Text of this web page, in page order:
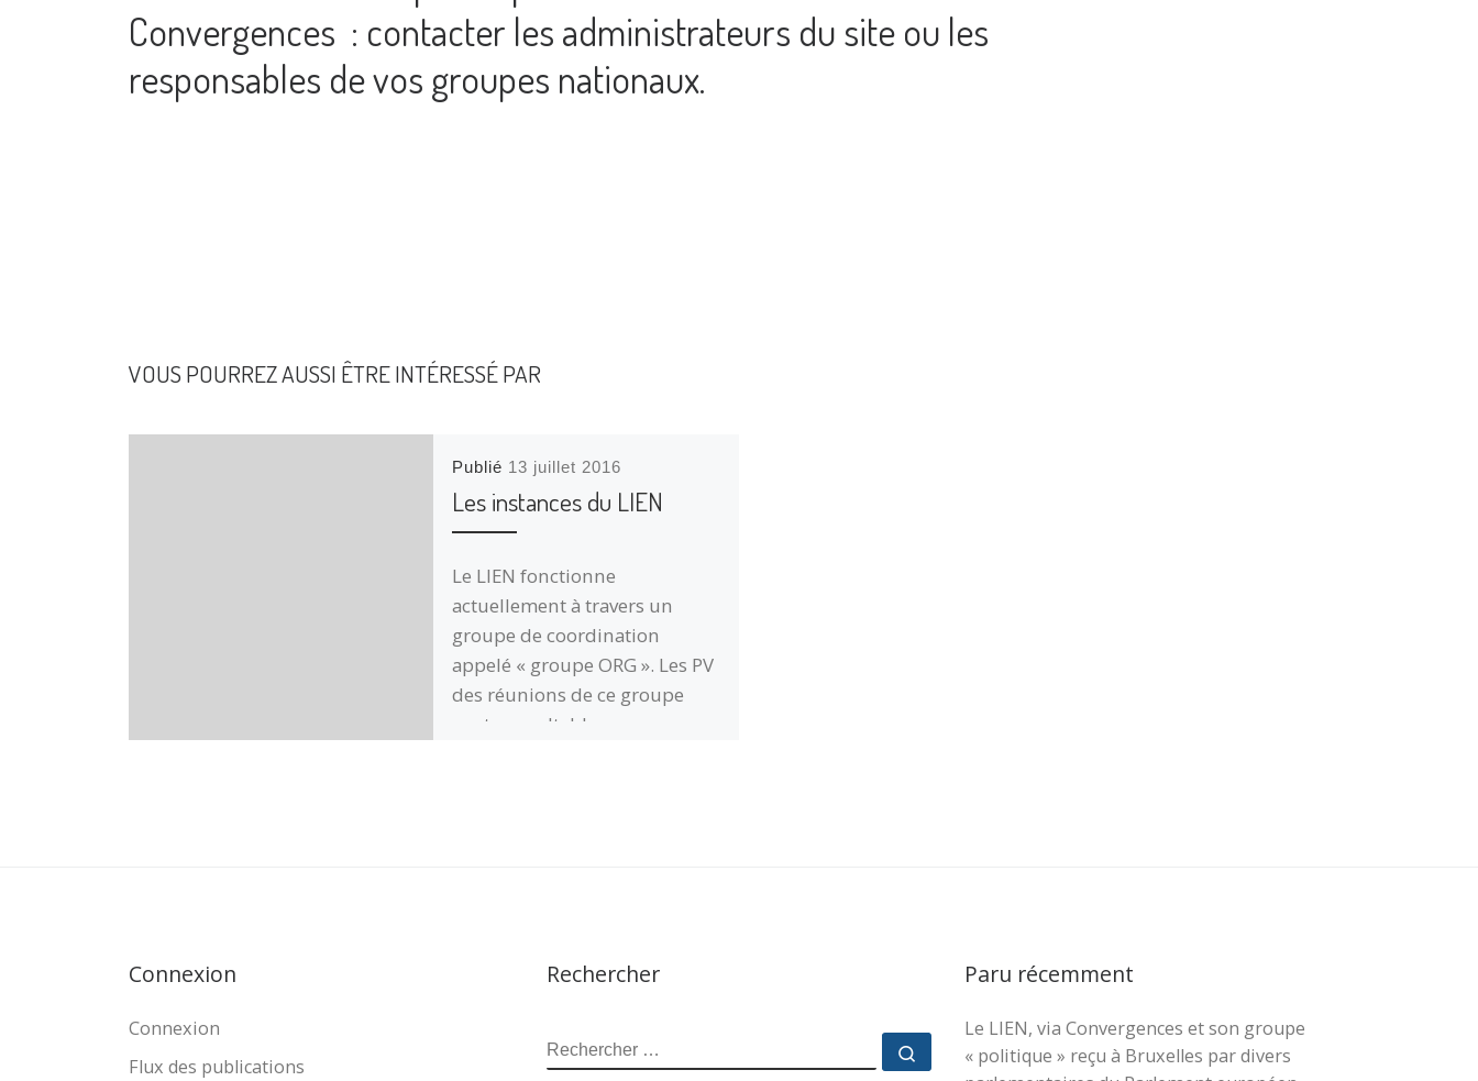
Convergences : contacter les administrateurs du site ou les
responsables de vos groupes nationaux.
VOUS POURREZ AUSSI ÊTRE INTÉRESSÉ PAR
Publié 13 juillet 2016
Les instances du LIEN
Le LIEN fonctionne
actuellement à travers un
groupe de coordination
appelé « groupe ORG ». Les PV
des réunions de ce groupe
sont consultables sur
Connexion
Connexion
Flux des publications
Rechercher
RECHERCHER Rechercher …
Paru récemment
Le LIEN, via Convergences et son groupe
« politique » reçu à Bruxelles par divers